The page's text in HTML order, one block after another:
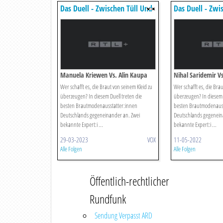
Das Duell - Zwischen Tüll Und
Tränen
Manuela Kriewen Vs. Alin Kaupa
Wer schafft es, die Braut von seinem Kleid zu
überzeugen? In diesem Duell treten die
besten Brautmodenausstatter:innen
Deutschlands gegeneinander an. Zwei
bekannte Expert:i ...
29-03-2023 VOX
Alle Folgen
Das Duell -
Tränen
Nihal Saridemir
Wer schafft es, die
überzeugen? In
besten
Deutschlands
bekannte Expert:i ...
11-05-2022
Alle Folgen
Öffentlich-rechtlicher
Rundfunk
Sendung Verpasst ARD